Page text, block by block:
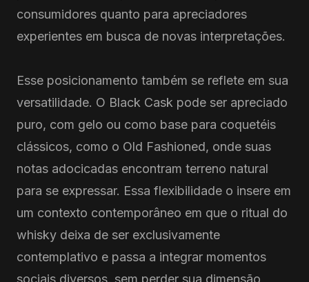
consumidores quanto para apreciadores
experientes em busca de novas interpretações.
Esse posicionamento também se reflete em sua
versatilidade. O Black Cask pode ser apreciado
puro, com gelo ou como base para coquetéis
clássicos, como o Old Fashioned, onde suas
notas adocicadas encontram terreno natural
para se expressar. Essa flexibilidade o insere em
um contexto contemporâneo em que o ritual do
whisky deixa de ser exclusivamente
contemplativo e passa a integrar momentos
sociais diversos, sem perder sua dimensão